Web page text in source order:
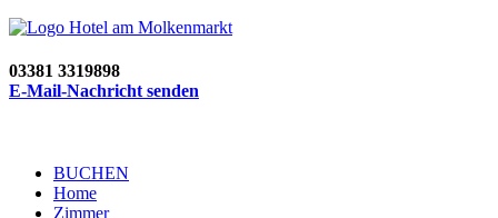
03381 3319898
E-Mail-Nachricht senden
BUCHEN
Home
Zimmer